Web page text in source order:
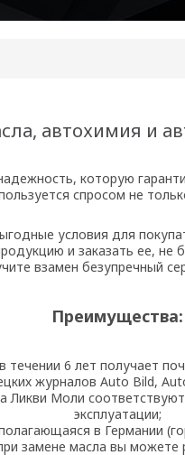
автохимия и
которую
спросом не
условия для
и заказать ее, не
взамен безупречный
Преимущества:
6 лет получает
журналов Auto Bild,
Ликви Моли
эксплуатации;
в Германии
замене масла вы можете